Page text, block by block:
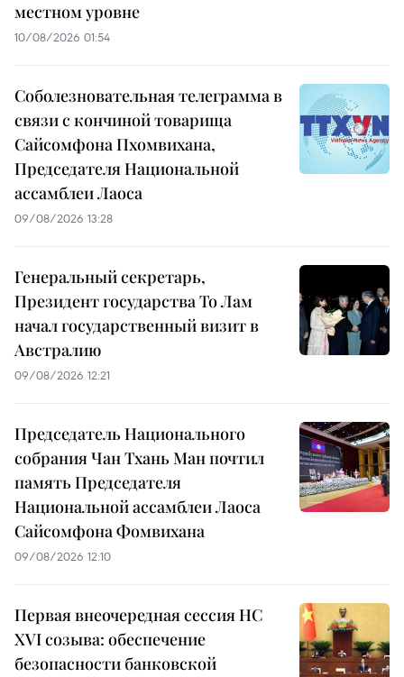
местном уровне
10/08/2026 01:54
Соболезновательная телеграмма в
связи с кончиной товарища
Сайсомфона Пхомвихана,
Председателя Национальной
ассамблеи Лаоса
09/08/2026 13:28
Генеральный секретарь,
Президент государства То Лам
начал государственный визит в
Австралию
09/08/2026 12:21
Председатель Национального
собрания Чан Тхань Ман почтил
память Председателя
Национальной ассамблеи Лаоса
Сайсомфона Фомвихана
09/08/2026 12:10
Первая внеочередная сессия НС
XVI созыва: обеспечение
безопасности банковской